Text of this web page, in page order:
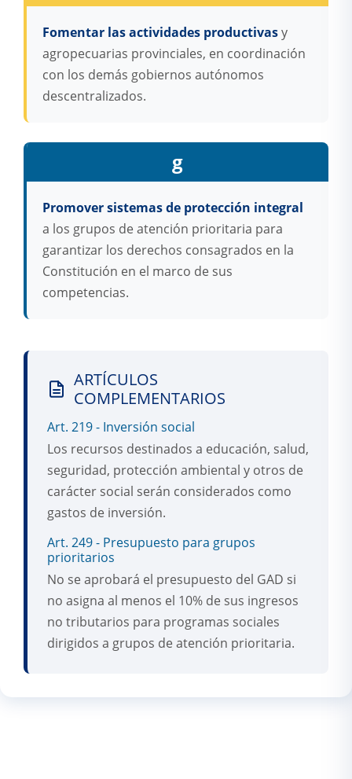
Fomentar las actividades productivasy
agropecuarias provinciales, en coordinación
con los demás gobiernos autónomos
descentralizados.
g
Promover sistemas de protección integral
a los grupos de atención prioritaria para
garantizar los derechos consagrados en la
Constitución en el marco de sus
competencias.
ARTÍCULOS
COMPLEMENTARIOS
Art. 219 - Inversión social
Los recursos destinados a educación, salud,
seguridad, protección ambiental y otros de
carácter social serán considerados como
gastos de inversión.
Art. 249 - Presupuesto para grupos
prioritarios
No se aprobará el presupuesto del GAD si
no asigna al menos el 10% de sus ingresos
no tributarios para programas sociales
dirigidos a grupos de atención prioritaria.